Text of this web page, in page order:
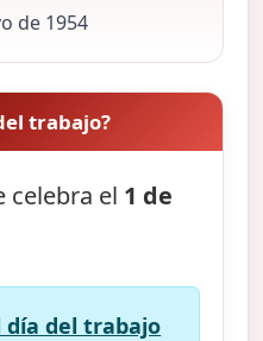
de 1954
trabajo?
celebra el 1 de
día del trabajo